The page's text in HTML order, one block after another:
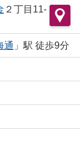
２丁目11-
通 」駅 徒歩9分